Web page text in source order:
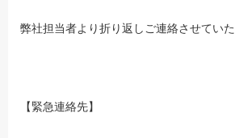
弊社担当者より折り返しご連絡させていた
【緊急連絡先】